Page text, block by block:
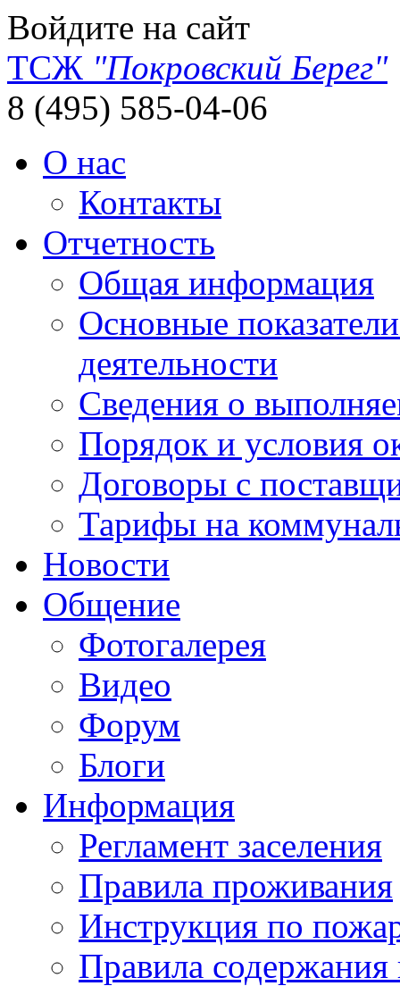
Войдите на сайт
ТСЖ "Покровский Берег"
8 (495) 585-04-06
О нас
Контакты
Отчетность
Общая информация
Основные
деятельности
Сведения о
Порядок и условия
Договоры с
Тарифы на
Новости
Общение
Фотогалерея
Видео
Форум
Блоги
Информация
Регламент заселения
Правила проживания
Инструкция по
Правила